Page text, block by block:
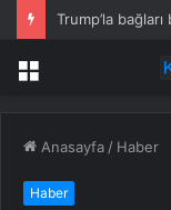
Menü
Anasayfa / Haber
Haber